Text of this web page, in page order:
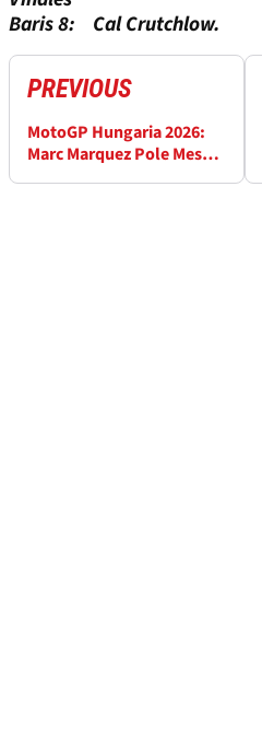
Baris 8: Cal Crutchlow.
PREVIOUS
MotoGP Hungaria 2026:
Marc Marquez Pole Meski